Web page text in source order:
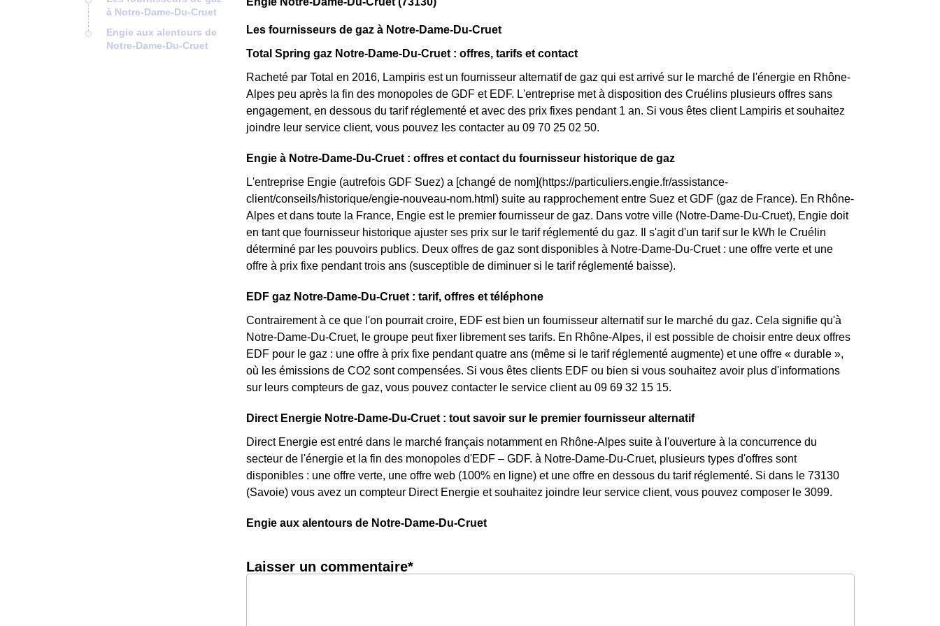
à Notre-Dame-Du-Cruet
Engie aux alentours de
Notre-Dame-Du-Cruet
Les fournisseurs de gaz à Notre-Dame-Du-Cruet
Total Spring gaz Notre-Dame-Du-Cruet : offres, tarifs et contact
Racheté par Total en 2016, Lampiris est un fournisseur alternatif de gaz qui est arrivé sur le marché de l'énergie en Rhône-
Alpes peu après la fin des monopoles de GDF et EDF. L'entreprise met à disposition des Cruélins plusieurs offres sans
engagement, en dessous du tarif réglementé et avec des prix fixes pendant 1 an. Si vous êtes client Lampiris et souhaitez
joindre leur service client, vous pouvez les contacter au 09 70 25 02 50.
Engie à Notre-Dame-Du-Cruet : offres et contact du fournisseur historique de gaz
L'entreprise Engie (autrefois GDF Suez) a [changé de nom](https://particuliers.engie.fr/assistance-
client/conseils/historique/engie-nouveau-nom.html) suite au rapprochement entre Suez et GDF (gaz de France). En Rhône-
Alpes et dans toute la France, Engie est le premier fournisseur de gaz. Dans votre ville (Notre-Dame-Du-Cruet), Engie doit
en tant que fournisseur historique ajuster ses prix sur le tarif réglementé du gaz. Il s'agit d'un tarif sur le kWh le Cruélin
déterminé par les pouvoirs publics. Deux offres de gaz sont disponibles à Notre-Dame-Du-Cruet : une offre verte et une
offre à prix fixe pendant trois ans (susceptible de diminuer si le tarif réglementé baisse).
EDF gaz Notre-Dame-Du-Cruet : tarif, offres et téléphone
Contrairement à ce que l'on pourrait croire, EDF est bien un fournisseur alternatif sur le marché du gaz. Cela signifie qu'à
Notre-Dame-Du-Cruet, le groupe peut fixer librement ses tarifs. En Rhône-Alpes, il est possible de choisir entre deux offres
EDF pour le gaz : une offre à prix fixe pendant quatre ans (même si le tarif réglementé augmente) et une offre « durable »,
où les émissions de CO2 sont compensées. Si vous êtes clients EDF ou bien si vous souhaitez avoir plus d'informations
sur leurs compteurs de gaz, vous pouvez contacter le service client au 09 69 32 15 15.
Direct Energie Notre-Dame-Du-Cruet : tout savoir sur le premier fournisseur alternatif
Direct Energie est entré dans le marché français notamment en Rhône-Alpes suite à l'ouverture à la concurrence du
secteur de l'énergie et la fin des monopoles d'EDF – GDF. à Notre-Dame-Du-Cruet, plusieurs types d'offres sont
disponibles : une offre verte, une offre web (100% en ligne) et une offre en dessous du tarif réglementé. Si dans le 73130
(Savoie) vous avez un compteur Direct Energie et souhaitez joindre leur service client, vous pouvez composer le 3099.
Engie aux alentours de Notre-Dame-Du-Cruet
Laisser un commentaire*